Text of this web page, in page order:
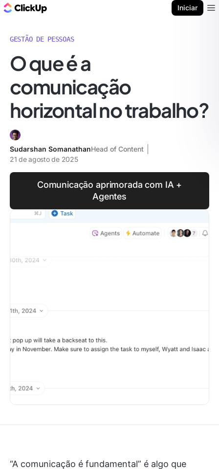
Iniciar
GESTÃO DE PESSOAS
O que é a
comunicação
horizontal no trabalho?
Sudarshan SomanathanHead of Content
21 de agosto de 2025
Comunicação aprimorada com IA +
Agentes
“A comunicação é fundamental” é algo que